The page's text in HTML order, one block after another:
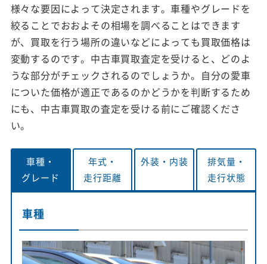
様々な要因によって決定されます。車種やグレードを
絞ることでおおよその相場を調べることはできます
が、買取を行う場所の違いなどによっても買取価格は
変動するのです。中古車買取査定を受けると、どのよ
うな部分がチェックされるのでしょうか。自分の愛車
についた価格が適正であるのかどうかを判断するため
にも、中古車買取の査定を受ける前にご確認くださ
い。
車種・
グレード
年式・
走行距離
外装・ 内装
排気量・
走行状態
車種